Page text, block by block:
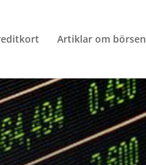
Artiklar om börsen